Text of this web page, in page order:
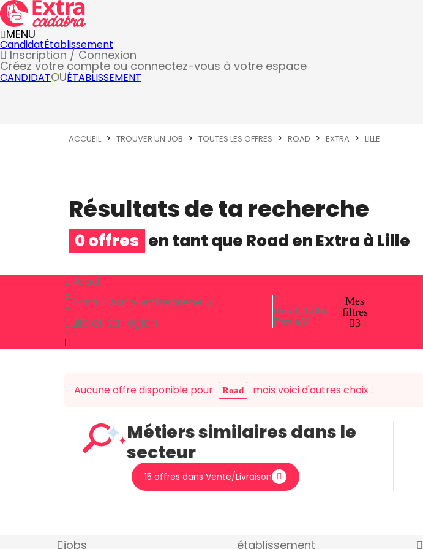
MENU
CandidatÉtablissement
Inscription / Connexion
Créez votre compte ou connectez-vous à votre espace
CANDIDATOUÉTABLISSEMENT
ACCUEIL TROUVER UN JOB TOUTES LES OFFRES ROAD EXTRA LILLE
Résultats de ta recherche
0 offres en tant queRoadenExtraàLille
Road
Extra - Auto-entrepreneur
Lille et sa région
Road, Lille,
Extra3
Mes
filtres
3
Aucune offre disponible pour Road mais voici d'autres choix :
Métiers similaires dans le
secteur
15 offres dans Vente/Livraison
jobs établissement